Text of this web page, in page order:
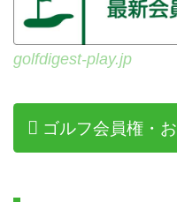
golfdigest-play.jp
ゴルフ会員権・